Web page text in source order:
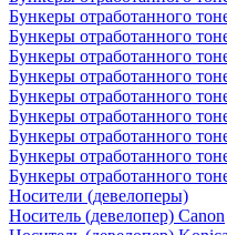
Бункеры отработанного
Бункеры отработанного
Бункеры отработанного
Бункеры отработанного
Бункеры отработанного
Бункеры отработанного
Бункеры отработанного
Бункеры отработанного
Бункеры отработанного
Носители (девелоперы)
Носитель (девелопер) Canon